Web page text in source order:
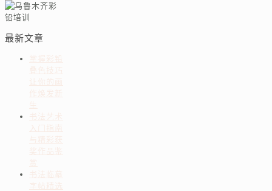
最新文章
掌握彩铅
叠色技巧
让你的画
作焕发新
书法艺术
入门指南
与精彩获
奖作品鉴
赏
书法临摹
字帖精选